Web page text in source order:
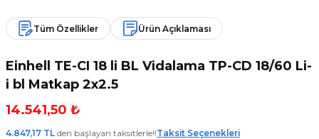
Tüm Özellikler Ürün Açıklaması
Einhell TE-CI 18 li BL Vidalama TP-CD 18/60 Li-
i bl Matkap 2x2.5
14.541,50 ₺
4.847,17 TL den başlayan taksitlerle!!Taksit Seçenekleri